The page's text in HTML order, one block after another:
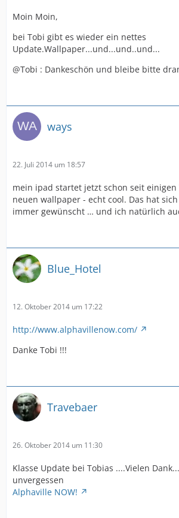
Moin Moin,
bei Tobi gibt es wieder ein nettes
Update.Wallpaper...und...und..und...
@Tobi : Dankeschön und bleibe bitte
ways
22. Juli 2014 um 18:57
mein ipad startet jetzt schon seit einigen
neuen wallpaper - echt cool. Das hat
immer gewünscht … und ich natürlich
Blue_Hotel
12. Oktober 2014 um 17:22
http://www.alphavillenow.com/
Danke Tobi !!!
Travebaer
26. Oktober 2014 um 11:30
Klasse Update bei Tobias ....Vielen
unvergessen
Alphaville NOW!